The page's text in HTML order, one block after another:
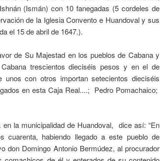
(Ismán) con 10 fanegadas (5 cordeles de
de la Iglesia Convento e Huandoval y sus
el 15 de abril de 1647.).
de Su Majestad en los pueblos de Cabana y
trescientos dieciséis pesos y en el de
unos con otros importan setecientos dieciséis
en esta Caja Real....; Pedro Pomachaico;
la municipalidad de Huandoval, dice así: “En
cuarenta, habiendo llegado a este pueblo de
don Domingo Antonio Bermúdez, al procurador